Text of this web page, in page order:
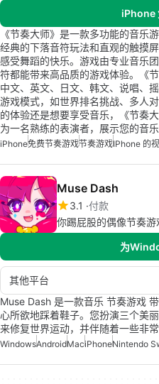
iPhone
《节奏大师》是一款多功能的音乐
经典的下落音符玩法和直观的触摸
感受舞蹈的快乐。游戏由专业音乐
符都能带来高品质的游戏体验。《
中文、英文、日文、韩文、说唱、
游戏模式，如世界排名挑战、多人
的体验还是想要享受音乐，《节奏
为一名熟练的表演者，展示您的音乐
iPhone免费节奏游戏节奏游戏IPhone 的
Muse Dash
3.1 付款
你踢屁股的偶像节奏游
为
其他平台
Muse Dash 是一款音乐 节奏游戏
心所欲地踩着鞋子。您扮演三个美
来修复世界运动，并伴随着一些非常
WindowsAndroidMaciPhoneNintendo